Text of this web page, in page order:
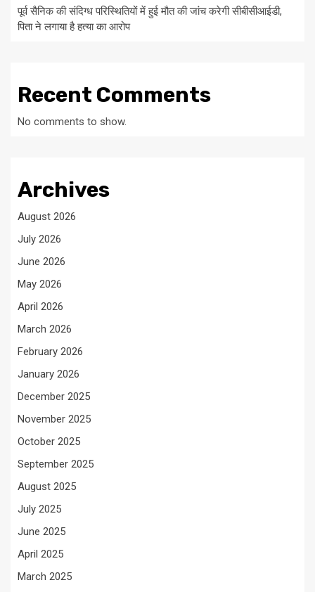
पूर्व सैनिक की संदिग्ध परिस्थितियों में हुई मौत की जांच करेगी सीबीसीआईडी,
पिता ने लगाया है हत्या का आरोप
Recent Comments
No comments to show.
Archives
August 2026
July 2026
June 2026
May 2026
April 2026
March 2026
February 2026
January 2026
December 2025
November 2025
October 2025
September 2025
August 2025
July 2025
June 2025
April 2025
March 2025